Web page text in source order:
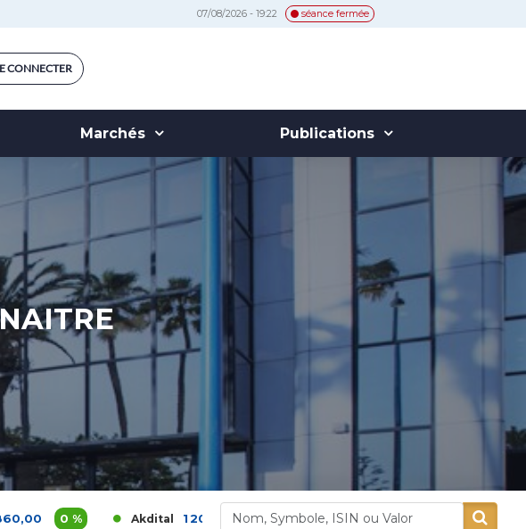
07/08/2026 - 19:22 séance fermée
CONNECTER
Marchés Publications
Akdital 1 200,00 3,9 % Alliances 400,00 5,26 %